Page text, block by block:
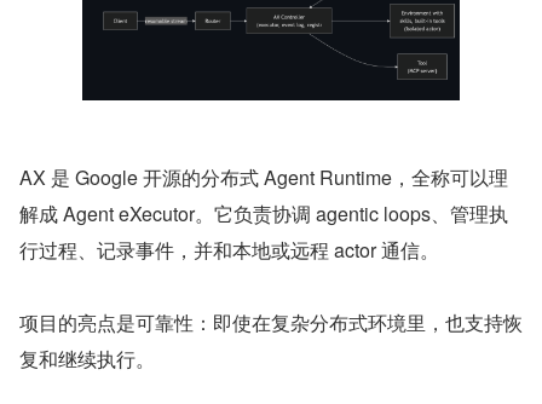
AX 是 Google 开源的分布式 Agent Runtime，全称可以理
解成 Agent eXecutor。它负责协调 agentic loops、管理执
行过程、记录事件，并和本地或远程 actor 通信。
项目的亮点是可靠性：即使在复杂分布式环境里，也支持恢
复和继续执行。